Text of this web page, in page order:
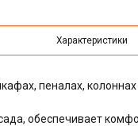
Характеристики
пеналах,
обеспечивает